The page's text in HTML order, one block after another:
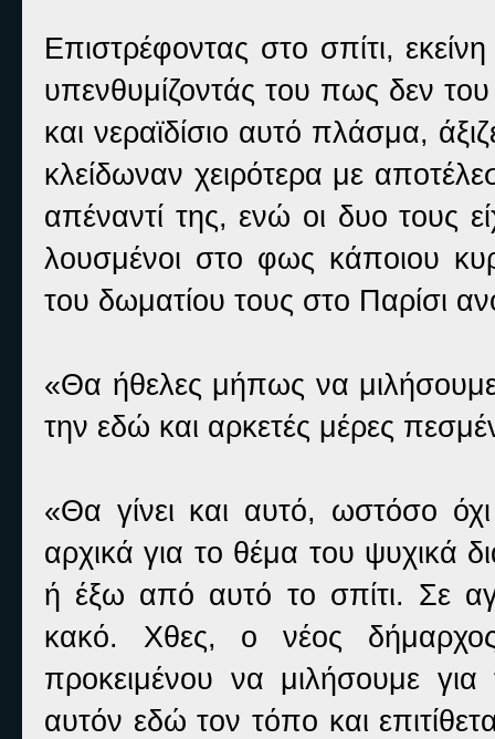
Επιστρέφοντας στο σπίτι,
υπενθυμίζοντάς του πως δεν του
και νεραϊδίσιο αυτό πλάσμα,
κλείδωναν χειρότερα με
απέναντί της, ενώ οι δυο τους
λουσμένοι στο φως κάποιου
του δωματίου τους στο Παρίσι
«Θα ήθελες μήπως να
την εδώ και αρκετές μέρες
«Θα γίνει και αυτό, ωστόσο
αρχικά για το θέμα του ψυχικά
ή έξω από αυτό το σπίτι. Σε
κακό. Χθες, ο νέος
προκειμένου να μιλήσουμε
αυτόν εδώ τον τόπο και